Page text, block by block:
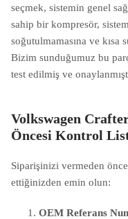
seçmek, sistemin genel
sahip bir kompresör,
soğutulmamasına ve kısa
Bizim sunduğumuz bu
test edilmiş ve
Volkswagen
Öncesi Kontrol
Siparişinizi vermeden
ettiğinizden emin olun:
OEM Referans